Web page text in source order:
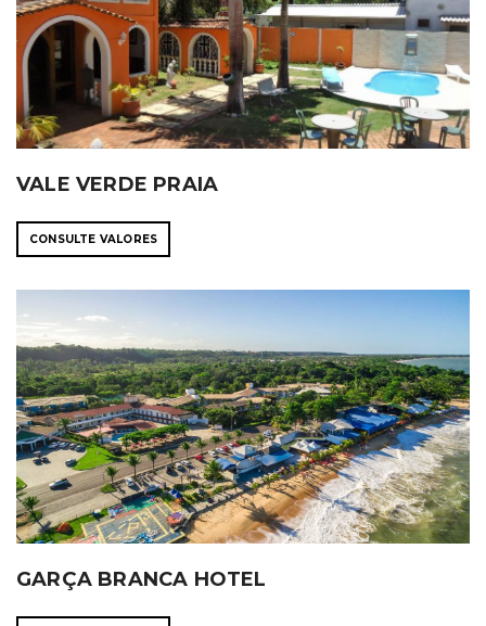
VALE VERDE PRAIA
CONSULTE VALORES
GARÇA BRANCA HOTEL